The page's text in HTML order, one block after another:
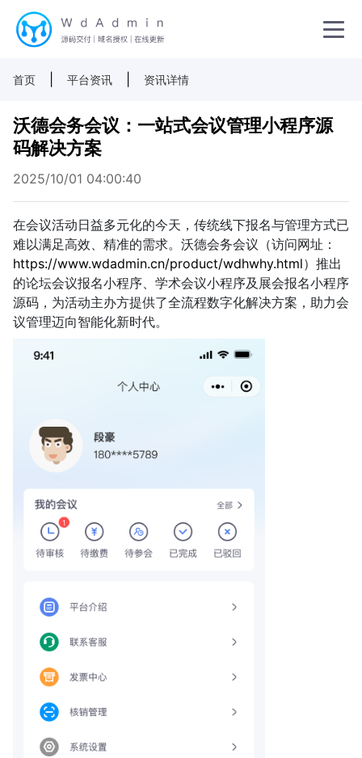
首页 平台资讯 资讯详情
沃德会务会议：一站式会议管理小程序源
码解决方案
2025/10/01 04:00:40
在会议活动日益多元化的今天，传统线下报名与管理方式已
难以满足高效、精准的需求。沃德会务会议（访问网址：
https://www.wdadmin.cn/product/wdhwhy.html）推出
的论坛会议报名小程序、学术会议小程序及展会报名小程序
源码，为活动主办方提供了全流程数字化解决方案，助力会
议管理迈向智能化新时代。